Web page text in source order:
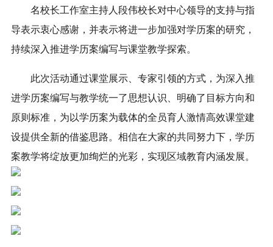
名校长工作室主持人段伟校长对中心领导的支持与指
导表示衷心感谢，并表示将进一步加强对学历案的研究，
持续深入推进学历案编写与课堂教学探索。
此次活动通过课堂展示、专家引领的方式，为深入推
进学历案编写与教学统一了思想认识、明确了目标方向和
原则标准，为以学历案为载体的全员育人激情高效课堂建
设提供全新的借鉴思路。相信在大家的共同努力下，学历
案教学将绽放更加绚烂的光彩，实现区域教育内涵发展。